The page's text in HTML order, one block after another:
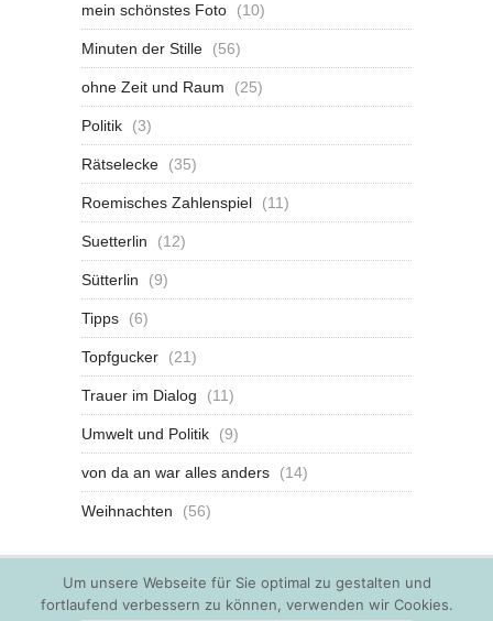
mein schönstes Foto (10)
Minuten der Stille (56)
ohne Zeit und Raum (25)
Politik (3)
Rätselecke (35)
Roemisches Zahlenspiel (11)
Suetterlin (12)
Sütterlin (9)
Tipps (6)
Topfgucker (21)
Trauer im Dialog (11)
Umwelt und Politik (9)
von da an war alles anders (14)
Weihnachten (56)
Um unsere Webseite für Sie optimal zu gestalten und
fortlaufend verbessern zu können, verwenden wir Cookies.